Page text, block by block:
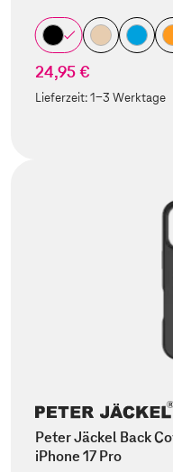
24,95 €
Lieferzeit:1-3 Werktage
Peter Jäckel Back
iPhone 17 Pro